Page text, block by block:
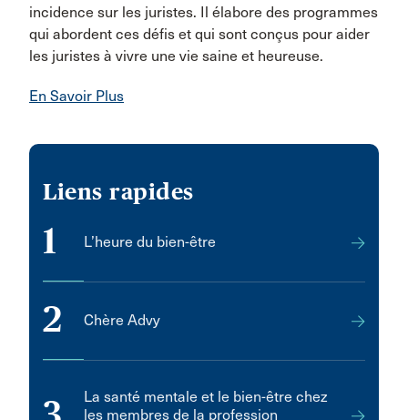
incidence sur les juristes. Il élabore des programmes
qui abordent ces défis et qui sont conçus pour aider
les juristes à vivre une vie saine et heureuse.
En Savoir Plus
Liens rapides
1 L’heure du bien-être
2 Chère Advy
La santé mentale et le bien-être chez
les membres de la profession